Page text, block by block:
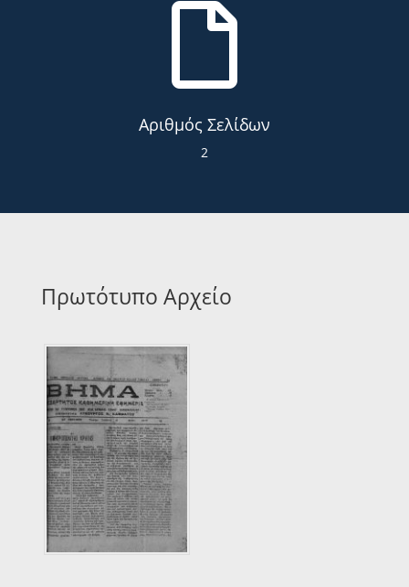

Αριθμός Σελίδων
2
Πρωτότυπο Αρχείο